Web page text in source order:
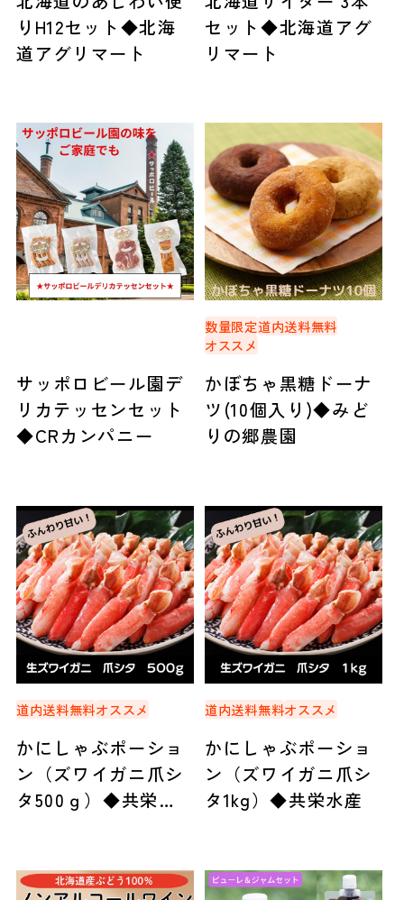
りH12セット◆北海
道アグリマート
セット◆北海道アグ
リマート
サッポロビール園デ
リカテッセンセット
◆CRカンパニー
数量限定道内送料無料
オススメ
かぼちゃ黒糖ドーナ
ツ(10個入り)◆みど
りの郷農園
道内送料無料オススメ
かにしゃぶポーショ
ン（ズワイガニ爪シ
タ500ｇ）◆共栄水
道内送料無料オススメ
かにしゃぶポーショ
ン（ズワイガニ爪シ
タ1kg）◆共栄水産